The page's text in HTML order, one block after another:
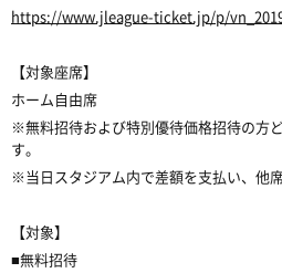
https://www.jleague-ticket.jp/p/
【対象座席】
ホーム自由席
※無料招待および特別優待価格招待の方
す。
※当日スタジアム内で差額を支払い、他
【対象】
■無料招待